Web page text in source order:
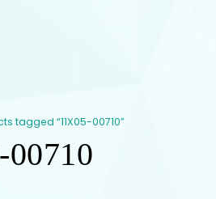
tagged “11X05-00710”
00710